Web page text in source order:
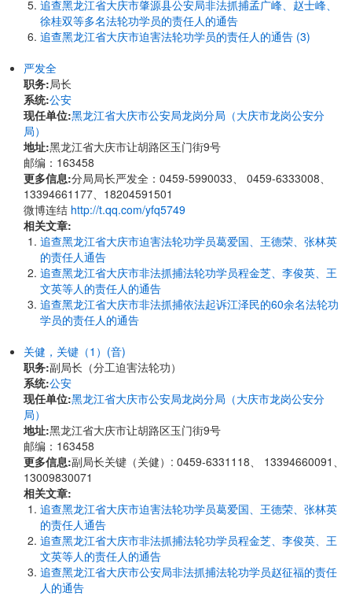
追查黑龙江省大庆市肇源县公安局非法抓捕孟广峰、赵士峰、
徐桂双等多名法轮功学员的责任人的通告
追查黑龙江省大庆市迫害法轮功学员的责任人的通告 (3)
严发全
职务:局长
系统:公安
现任单位:黑龙江省大庆市公安局龙岗分局（大庆市龙岗公安分
局）
地址:黑龙江省大庆市让胡路区玉门街9号
邮编：163458
更多信息:分局局长严发全：0459-5990033、 0459-6333008、
13394661177、18204591501
微博连结 http://t.qq.com/yfq5749
相关文章:
追查黑龙江省大庆市迫害法轮功学员葛爱国、王德荣、张林英
的责任人通告
追查黑龙江省大庆市非法抓捕法轮功学员程金芝、李俊英、王
文英等人的责任人的通告
追查黑龙江省大庆市非法抓捕依法起诉江泽民的60余名法轮功
学员的责任人的通告
关健，关键（1）(音)
职务:副局长（分工迫害法轮功）
系统:公安
现任单位:黑龙江省大庆市公安局龙岗分局（大庆市龙岗公安分
局）
地址:黑龙江省大庆市让胡路区玉门街9号
邮编：163458
更多信息:副局长关键（关健）: 0459-6331118、 13394660091、
13009830071
相关文章:
追查黑龙江省大庆市迫害法轮功学员葛爱国、王德荣、张林英
的责任人通告
追查黑龙江省大庆市非法抓捕法轮功学员程金芝、李俊英、王
文英等人的责任人的通告
追查黑龙江省大庆市公安局非法抓捕法轮功学员赵征福的责任
人的通告